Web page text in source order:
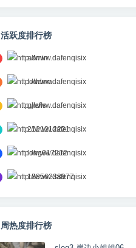
活跃度排行榜
admin
toddma
gjlsfls
2121212221
long617212
18856238977
周热度排行榜